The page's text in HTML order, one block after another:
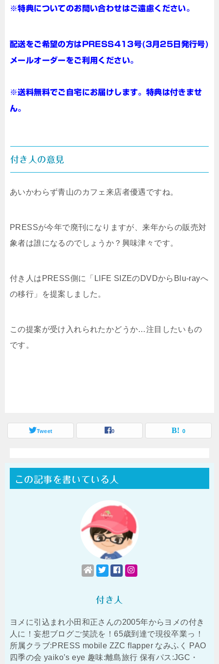
※特典についてのお問い合わせはご遠慮ください。
配送をご希望の方はPRESS413号(3月25日発行号)
メールオーダーをご利用ください。
※送料無料でご自宅にお届けします。特典は付きませ
ん。
付き人の意見
あいかわらず青山のカフェ来店者優遇ですね。
PRESSが今年で廃刊になりますが、来年からの販売対
象者は誰になるのでしょうか？興味津々です。
付き人はPRESS側に「LIFE SIZEのDVDからBlu-rayへ
の移行」を提案しました。
この提案が受け入れられたかどうか…注目したいもの
です。
Tweet 0 0
この記事を書いている人
付き人
ヨメに引込まれ小田和正さんの2005年からヨメの付き
人に！妄想ブログご笑読を！65歳到達で現役卒業っ！
所属クラブ:PRESS mobile ZZC flapper なみふく PAO
四季の会 yaiko’s eye 趣味:離島旅行 保有パス:JGC・